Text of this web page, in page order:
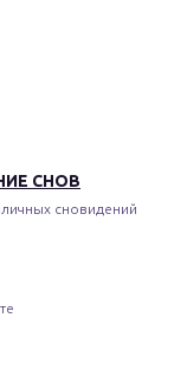
СНОВ
сновидений